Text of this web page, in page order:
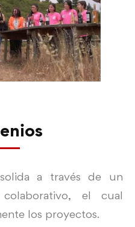
a través de un
el cual
los proyectos.